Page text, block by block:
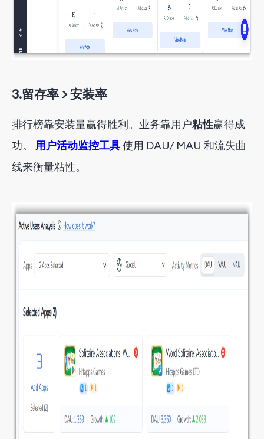
3.留存率 > 安装率
排行榜靠安装量赢得胜利。业务靠用户粘性赢得成
功。 用户活动监控工具使用 DAU/ MAU 和流失曲
线来衡量粘性。